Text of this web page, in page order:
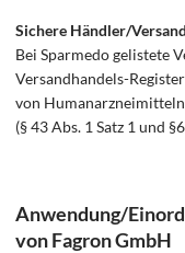
Sichere Händler/
Bei Sparmedo gelistete
Versandhandels-
von
(§ 43 Abs. 1 Satz 1 und
Anwendung/
von Fagron GmbH